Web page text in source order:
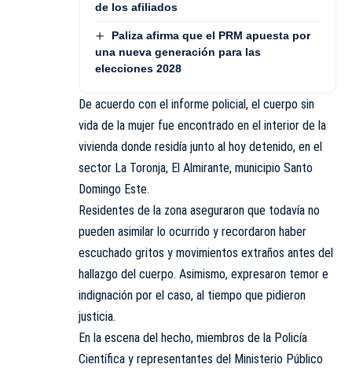
de los afiliados
Paliza afirma que el PRM apuesta por
una nueva generación para las
elecciones 2028
De acuerdo con el informe policial, el cuerpo sin
vida de la mujer fue encontrado en el interior de la
vivienda donde residía junto al hoy detenido, en el
sector La Toronja, El Almirante, municipio Santo
Domingo Este.
Residentes de la zona aseguraron que todavía no
pueden asimilar lo ocurrido y recordaron haber
escuchado gritos y movimientos extraños antes del
hallazgo del cuerpo. Asimismo, expresaron temor e
indignación por el caso, al tiempo que pidieron
justicia.
En la escena del hecho, miembros de la Policía
Científica y representantes del Ministerio Público